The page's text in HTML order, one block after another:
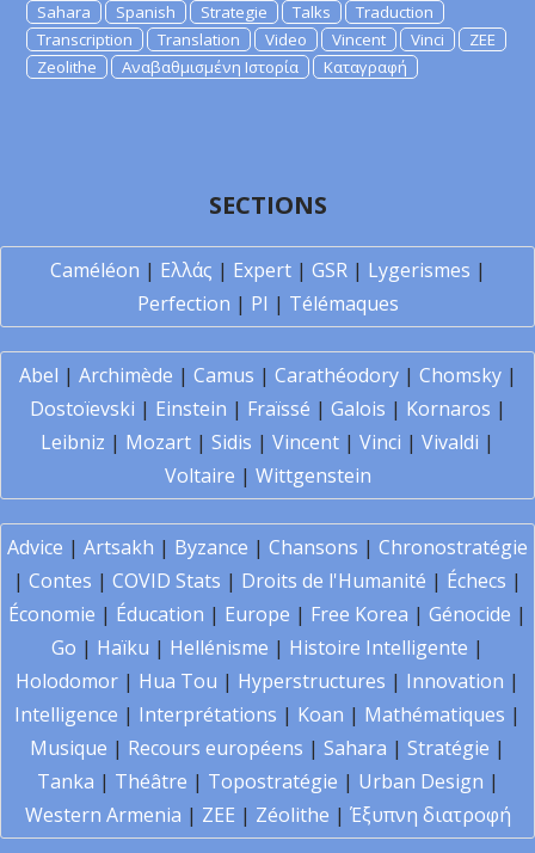
Sahara
Spanish Strategie Talks
Traduction
Transcription
Translation Video Vincent Vinci
ZEE
Zeolithe
Αναβαθμισμένη Ιστορία Καταγραφή
SECTIONS
Caméléon | Ελλάς | Expert| GSR| Lygerismes |
Perfection | PI | Télémaques
Abel | Archimède | Camus | Carathéodory| Chomsky|
Dostoïevski | Einstein | Fraïssé | Galois | Kornaros |
Leibniz | Mozart | Sidis | Vincent | Vinci | Vivaldi |
Voltaire | Wittgenstein
Advice | Artsakh | Byzance | Chansons | Chronostratégie
| Contes | COVID Stats | Droits de l'Humanité | Échecs |
Économie | Éducation | Europe | Free Korea | Génocide |
Go | Haïku | Hellénisme | Histoire Intelligente |
Holodomor | Hua Tou | Hyperstructures | Innovation |
Intelligence | Interprétations | Koan | Mathématiques |
Musique | Recours européens | Sahara | Stratégie |
Tanka | Théâtre | Topostratégie | Urban Design |
Western Armenia | ZEE | Zéolithe | Έξυπνη διατροφή